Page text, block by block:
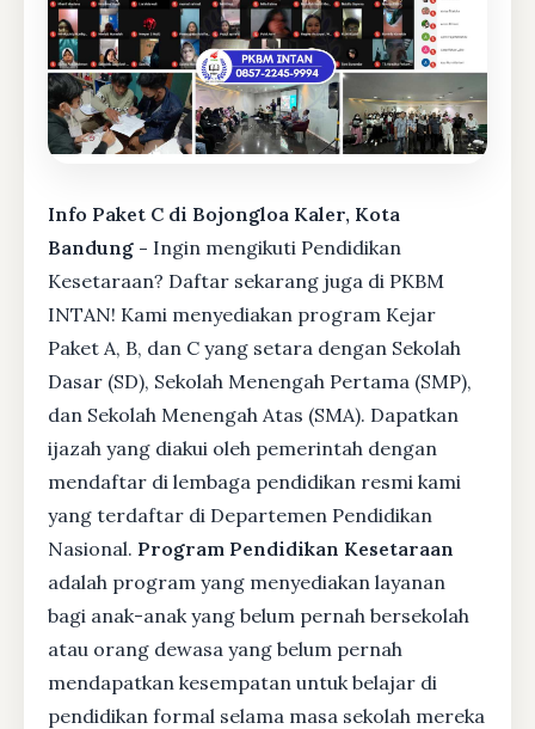
Info Paket C di Bojongloa Kaler, Kota
Bandung - Ingin mengikuti Pendidikan
Kesetaraan? Daftar sekarang juga di PKBM
INTAN! Kami menyediakan program Kejar
Paket A, B, dan C yang setara dengan Sekolah
Dasar (SD), Sekolah Menengah Pertama (SMP),
dan Sekolah Menengah Atas (SMA). Dapatkan
ijazah yang diakui oleh pemerintah dengan
mendaftar di lembaga pendidikan resmi kami
yang terdaftar di Departemen Pendidikan
Nasional. Program Pendidikan Kesetaraan
adalah program yang menyediakan layanan
bagi anak-anak yang belum pernah bersekolah
atau orang dewasa yang belum pernah
mendapatkan kesempatan untuk belajar di
pendidikan formal selama masa sekolah mereka